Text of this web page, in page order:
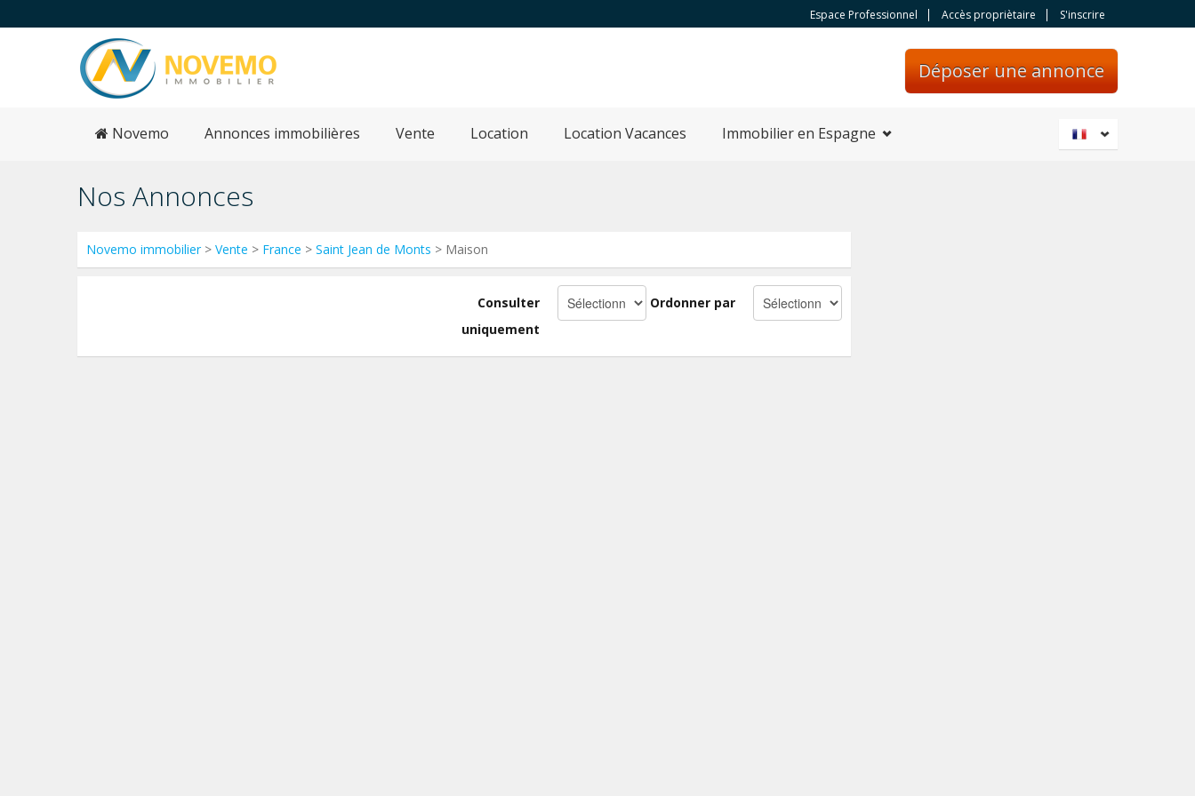
Espace Professionnel Accès propriètaire S'inscrire
Déposer une annonce
Novemo Annonces immobilières Vente Location Location Vacances Immobilier en Espagne
Nos Annonces
Novemo immobilier> Vente > France > Saint Jean de Monts > Maison
Ordonner par
Consulter
uniquement